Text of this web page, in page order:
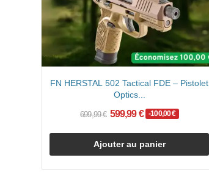
FN HERSTAL 502 Tactical FDE – Pistolet
Optics...
699,99 € 599,99 € -100,00 €
Ajouter au panier